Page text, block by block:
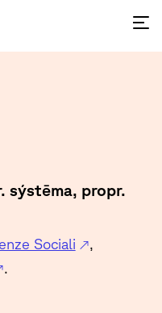
sýstēma, propr.
Sociali
,
.